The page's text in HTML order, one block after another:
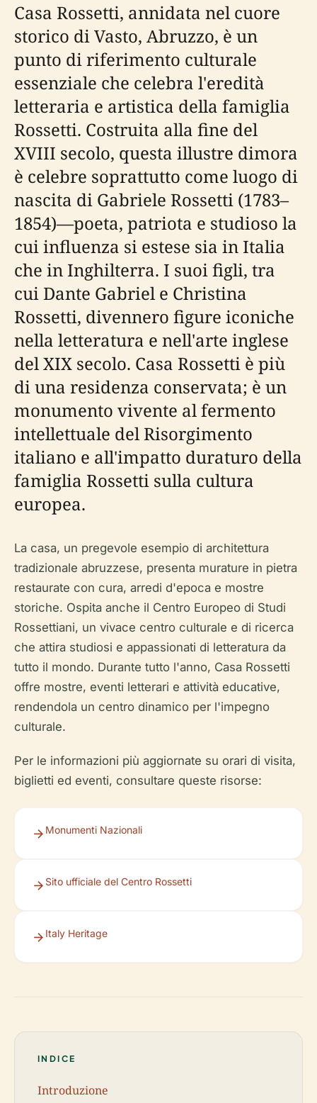
Casa Rossetti, annidata nel cuore
storico di Vasto, Abruzzo, è un
punto di riferimento culturale
essenziale che celebra l'eredità
letteraria e artistica della famiglia
Rossetti. Costruita alla fine del
XVIII secolo, questa illustre dimora
è celebre soprattutto come luogo di
nascita di Gabriele Rossetti (1783–
1854)—poeta, patriota e studioso la
cui influenza si estese sia in Italia
che in Inghilterra. I suoi figli, tra
cui Dante Gabriel e Christina
Rossetti, divennero figure iconiche
nella letteratura e nell'arte inglese
del XIX secolo. Casa Rossetti è più
di una residenza conservata; è un
monumento vivente al fermento
intellettuale del Risorgimento
italiano e all'impatto duraturo della
famiglia Rossetti sulla cultura
europea.
La casa, un pregevole esempio di architettura
tradizionale abruzzese, presenta murature in pietra
restaurate con cura, arredi d'epoca e mostre
storiche. Ospita anche il Centro Europeo di Studi
Rossettiani, un vivace centro culturale e di ricerca
che attira studiosi e appassionati di letteratura da
tutto il mondo. Durante tutto l'anno, Casa Rossetti
offre mostre, eventi letterari e attività educative,
rendendola un centro dinamico per l'impegno
culturale.
Per le informazioni più aggiornate su orari di visita,
biglietti ed eventi, consultare queste risorse:
Monumenti Nazionali
Sito ufficiale del Centro Rossetti
Italy Heritage
INDICE
Introduzione